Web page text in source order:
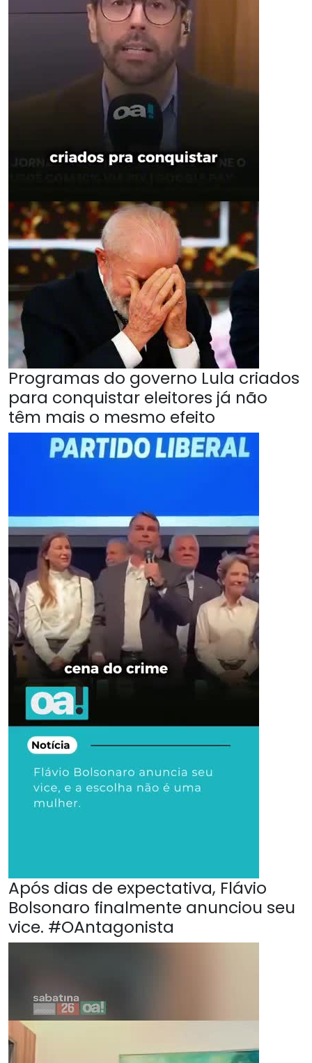
Programas do governo Lula criados
para conquistar eleitores já não
têm mais o mesmo efeito
Após dias de expectativa, Flávio
Bolsonaro finalmente anunciou seu
vice. #OAntagonista